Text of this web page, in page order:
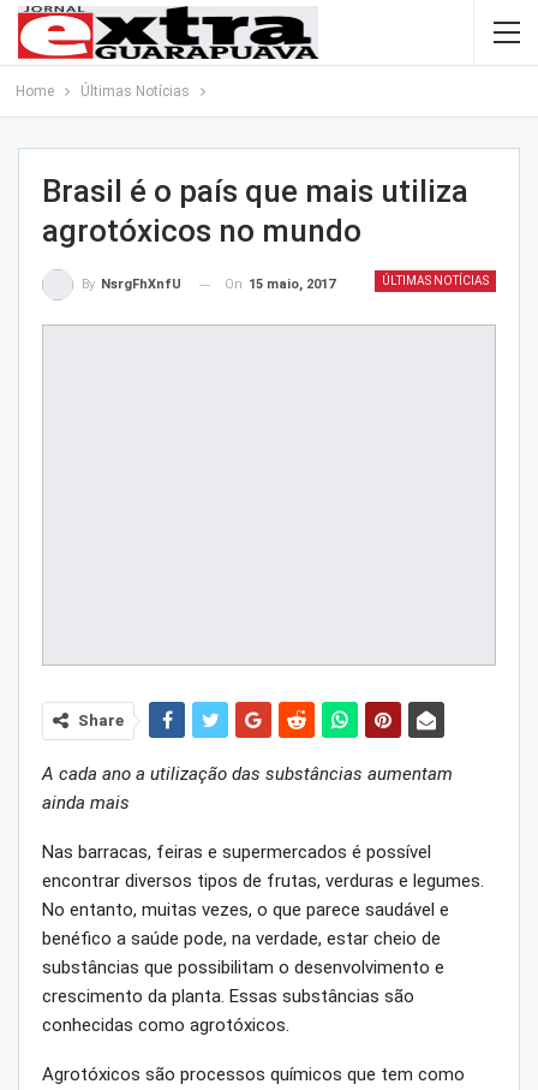
Home Últimas Notícias
Brasil é o país que mais utiliza
agrotóxicos no mundo
ÚLTIMAS NOTÍCIAS
By NsrgFhXnfU On 15 maio, 2017
Share
A cada ano a utilização das substâncias aumentam
ainda mais
Nas barracas, feiras e supermercados é possível
encontrar diversos tipos de frutas, verduras e legumes.
No entanto, muitas vezes, o que parece saudável e
benéfico a saúde pode, na verdade, estar cheio de
substâncias que possibilitam o desenvolvimento e
crescimento da planta. Essas substâncias são
conhecidas como agrotóxicos.
Agrotóxicos são processos químicos que tem como